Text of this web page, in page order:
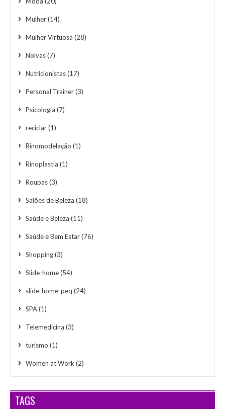
Mulher(14)
Mulher Virtuosa (28)
Noivas(7)
Nutricionistas(17)
Personal Trainer(3)
Psicologia (7)
reciclar(1)
Rinomodelação (1)
Rinoplastia (1)
Roupas(3)
Salões de Beleza (18)
Saúde e Beleza (11)
Saúde e Bem Estar(76)
Shopping(3)
Slide-home(54)
slide-home-peq (24)
SPA(1)
Telemedicina (3)
turismo (1)
Women at Work (2)
TAGS